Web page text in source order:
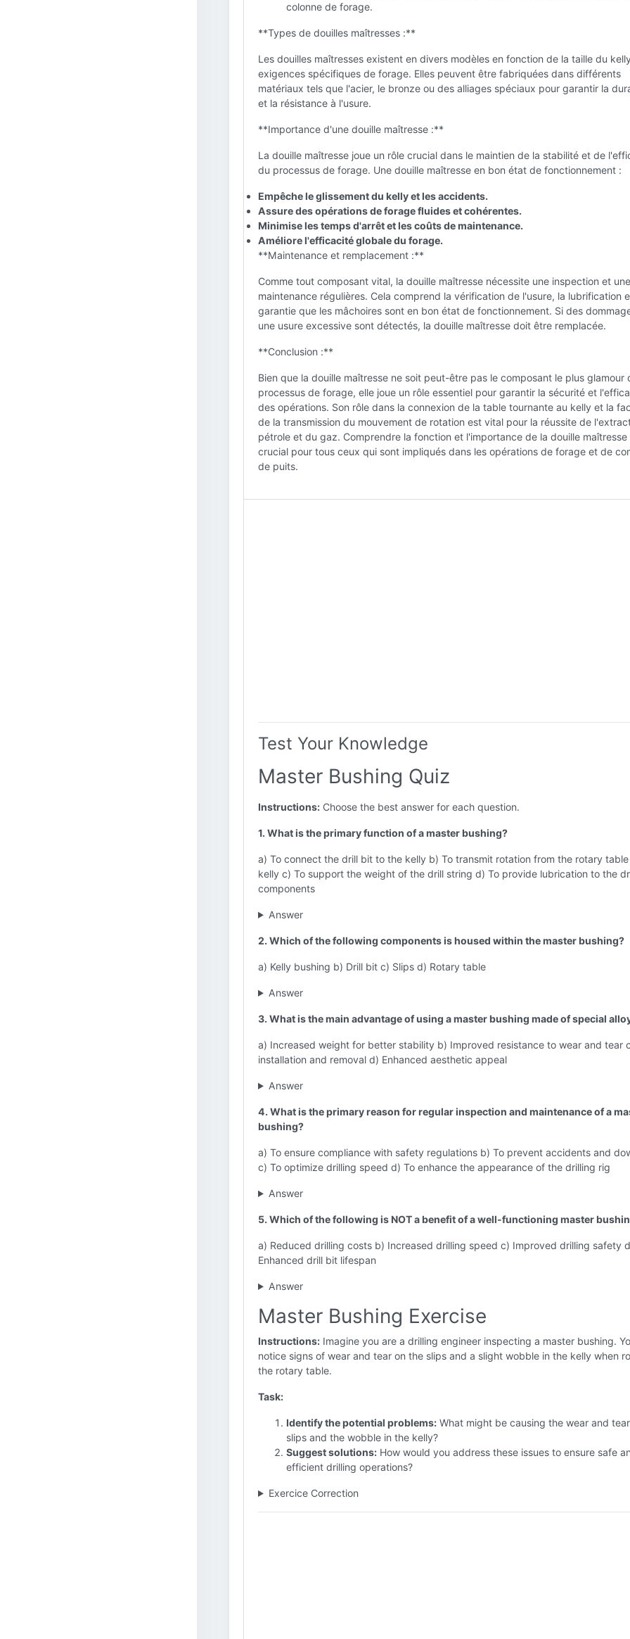
colonne de forage.
**Types de douilles maîtresses :**
Les douilles maîtresses existent en divers modèles en fonction de la taille du
exigences spécifiques de forage. Elles peuvent être fabriquées dans différents
matériaux tels que l'acier, le bronze ou des alliages spéciaux pour garantir la
et la résistance à l'usure.
**Importance d'une douille maîtresse :**
La douille maîtresse joue un rôle crucial dans le maintien de la stabilité et de
du processus de forage. Une douille maîtresse en bon état de fonctionnement :
Empêche le glissement du kelly et les accidents.
Assure des opérations de forage fluides et cohérentes.
Minimise les temps d'arrêt et les coûts de maintenance.
Améliore l'efficacité globale du forage.
**Maintenance et remplacement :**
Comme tout composant vital, la douille maîtresse nécessite une inspection et une
maintenance régulières. Cela comprend la vérification de l'usure, la lubrification
garantie que les mâchoires sont en bon état de fonctionnement. Si des
une usure excessive sont détectés, la douille maîtresse doit être remplacée.
**Conclusion :**
Bien que la douille maîtresse ne soit peut-être pas le composant le plus glamour
processus de forage, elle joue un rôle essentiel pour garantir la sécurité et
des opérations. Son rôle dans la connexion de la table tournante au kelly et la
de la transmission du mouvement de rotation est vital pour la réussite de
pétrole et du gaz. Comprendre la fonction et l'importance de la douille maîtresse
crucial pour tous ceux qui sont impliqués dans les opérations de forage et de
de puits.
Test Your Knowledge
Master Bushing Quiz
Instructions: Choose the best answer for each question.
1. What is the primary function of a master bushing?
a) To connect the drill bit to the kelly b) To transmit rotation from the rotary
kelly c) To support the weight of the drill string d) To provide lubrication to the
components
Answer
2. Which of the following components is housed within the master bushing?
a) Kelly bushing b) Drill bit c) Slips d) Rotary table
Answer
3. What is the main advantage of using a master bushing made of special
a) Increased weight for better stability b) Improved resistance to wear and tear
installation and removal d) Enhanced aesthetic appeal
Answer
4. What is the primary reason for regular inspection and maintenance of a
bushing?
a) To ensure compliance with safety regulations b) To prevent accidents and
c) To optimize drilling speed d) To enhance the appearance of the drilling rig
Answer
5. Which of the following is NOT a benefit of a well-functioning master
a) Reduced drilling costs b) Increased drilling speed c) Improved drilling safety
Enhanced drill bit lifespan
Answer
Master Bushing Exercise
Instructions: Imagine you are a drilling engineer inspecting a master bushing.
notice signs of wear and tear on the slips and a slight wobble in the kelly when
the rotary table.
Task:
Identify the potential problems: What might be causing the wear and
slips and the wobble in the kelly?
Suggest solutions: How would you address these issues to ensure safe
efficient drilling operations?
Exercice Correction